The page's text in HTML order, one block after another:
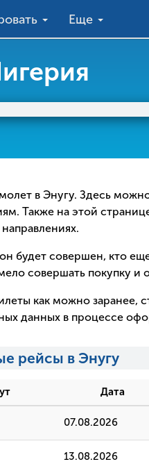
Еще
в Энугу. Здесь
Также на этой
будет совершен, кто
совершать покупку и
как можно заранее,
данных в процессе
рейсы в Энугу
Дата
07.08.2026
13.08.2026